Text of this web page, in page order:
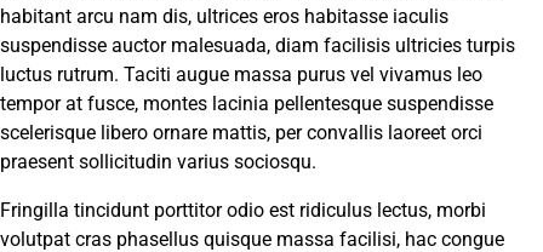
habitant arcu nam dis, ultrices eros habitasse iaculis
suspendisse auctor malesuada, diam facilisis ultricies turpis
luctus rutrum. Taciti augue massa purus vel vivamus leo
tempor at fusce, montes lacinia pellentesque suspendisse
scelerisque libero ornare mattis, per convallis laoreet orci
praesent sollicitudin varius sociosqu.
Fringilla tincidunt porttitor odio est ridiculus lectus, morbi
volutpat cras phasellus quisque massa facilisi, hac congue